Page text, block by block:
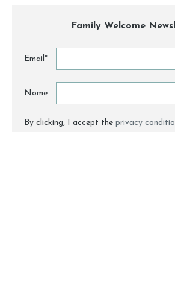
Family Welcome
Email*
Nome
By clicking, I accept the privacy